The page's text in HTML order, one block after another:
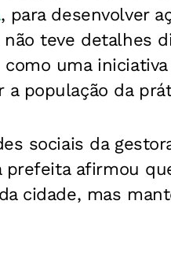
, para desenvolver
teve detalhes
como uma
população da
sociais da
prefeita afirmou
cidade, mas